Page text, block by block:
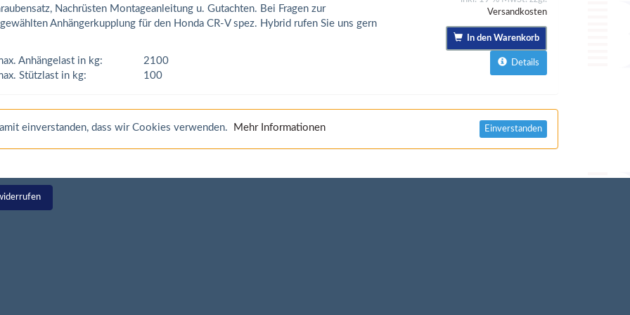
Nachrüsten Montageanleitung u. Gutachten. Bei Fragen zur
Anhängerkupplung für den Honda CR-V spez. Hybrid rufen Sie uns gern
Anhängelast in kg:
2100
Stützlast in kg:
100
Versandkosten
In den Warenkorb
Details
einverstanden, dass wir Cookies verwenden. Mehr Informationen Einverstanden